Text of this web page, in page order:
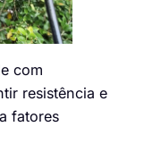
com
resistência e
fatores